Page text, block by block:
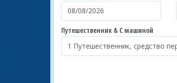
Путешественник & С машиной